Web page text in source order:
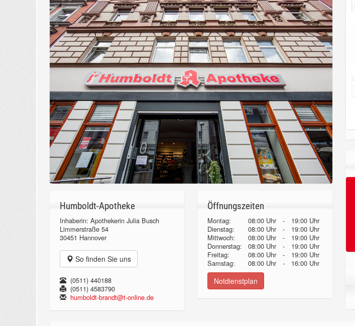
Humboldt-Apotheke
Inhaberin: Apothekerin Julia Busch
Limmerstraße 54
30451 Hannover
So finden Sie uns
(0511) 440188
(0511) 4583790
humboldt-brandt@t-online.de
Öffnungszeiten
Montag: 08:00 Uhr -
19:00 Uhr
Dienstag:
08:00 Uhr -
19:00 Uhr
Mittwoch:
08:00 Uhr -
19:00 Uhr
Donnerstag:08:00 Uhr -
19:00 Uhr
Freitag:
08:00 Uhr -
19:00 Uhr
Samstag:
08:00 Uhr - 16:00 Uhr
Notdienstplan